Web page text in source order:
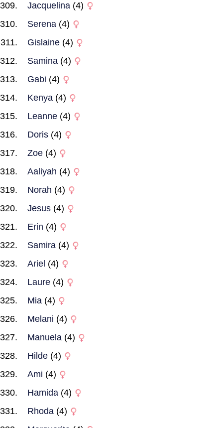
Jacquelina (4)
Serena (4)
Gislaine (4)
Samina (4)
Gabi (4)
Kenya (4)
Leanne (4)
Doris (4)
Zoe (4)
Aaliyah (4)
Norah (4)
Jesus (4)
Erin (4)
Samira (4)
Ariel (4)
Laure (4)
Mia (4)
Melani (4)
Manuela (4)
Hilde (4)
Ami (4)
Hamida (4)
Rhoda (4)